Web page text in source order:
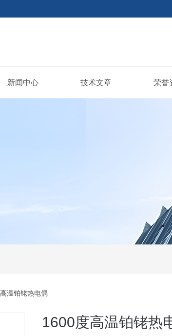
新闻中心 技术文章 荣誉
温铂铑热电偶
1600度高温铂铑热